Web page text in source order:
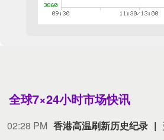
全球7×24小时市场快讯
02:28 PM 香港高温刷新历史纪录